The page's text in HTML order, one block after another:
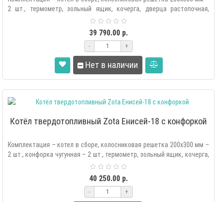
2 шт., термометр, зольный ящик, кочерга, дверца растопочная,
39 790.00 р.
- +
Нет в наличии
Котёл твердотопливный Zota Енисей-18 с конфоркой
Комплектация – котел в сборе, колосниковая решетка 200х300 мм –
2 шт., конфорка чугунная – 2 шт., термометр, зольный ящик, кочерга,
40 250.00 р.
- +